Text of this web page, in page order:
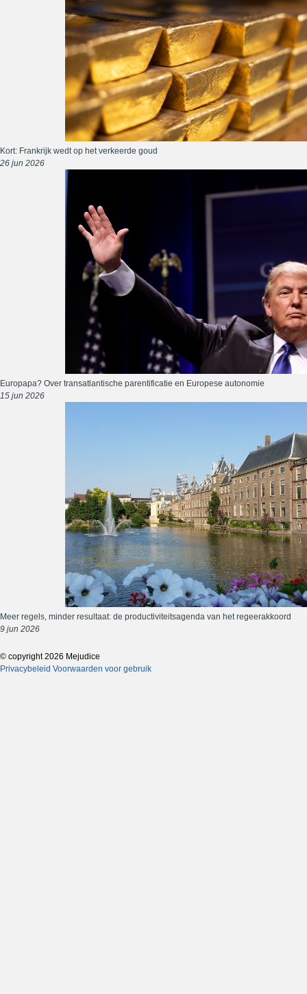
Kort: Frankrijk wedt op het verkeerde goud
26 jun 2026
Europapa? Over transatlantische parentificatie en Europese autonomie
15 jun 2026
Meer regels, minder resultaat: de productiviteitsagenda van het regeerakkoord
9 jun 2026
© copyright 2026 Mejudice
Privacybeleid Voorwaarden voor gebruik